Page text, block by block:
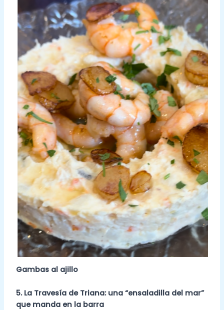
Gambas al ajillo
5. La Travesía de Triana: una “ensaladilla del mar”
que manda en la barra